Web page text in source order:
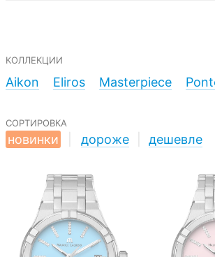
коллекции
Aikon
Eliros Masterpiece
сортировка
новинки
дороже дешевле